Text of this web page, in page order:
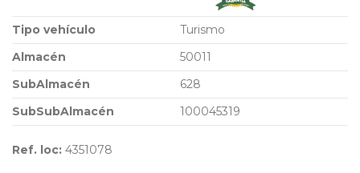
Tipo vehículo
Turismo
Almacén
50011
SubAlmacén
628
SubSubAlmacén
100045319
Ref. loc: 4351078